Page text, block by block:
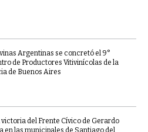
Argentinas se concretó el 9°
de Productores Vitivinícolas de la
de Buenos Aires
del Frente Cívico de Gerardo
en las municipales de Santiago del